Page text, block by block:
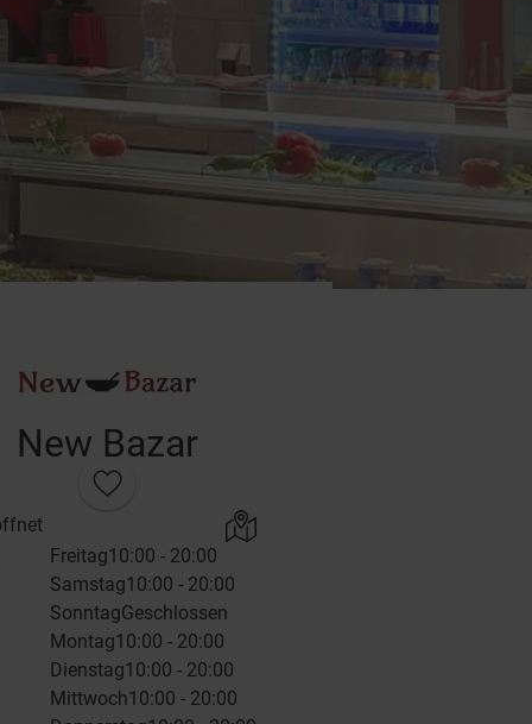
New Bazar
Freitag10:00 - 20:00
Samstag10:00 - 20:00
SonntagGeschlossen
Montag10:00 - 20:00
Dienstag10:00 - 20:00
Mittwoch10:00 - 20:00